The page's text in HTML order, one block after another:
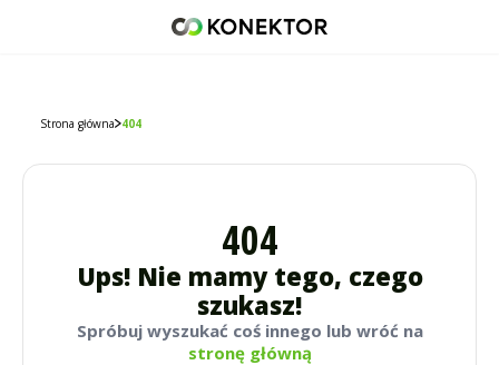
Strona główna 404
404
Ups! Nie mamy tego, czego
szukasz!
Spróbuj wyszukać coś innego lub wróć na
stronę główną